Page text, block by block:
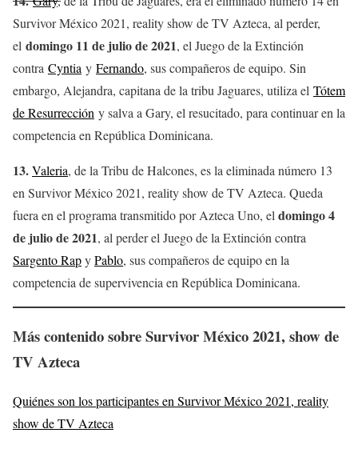
Survivor México 2021, reality show de TV Azteca, al perder,
el domingo 11 de julio de 2021, el Juego de la Extinción
contra Cyntia y Fernando, sus compañeros de equipo. Sin
embargo, Alejandra, capitana de la tribu Jaguares, utiliza el Tótem
de Resurrección y salva a Gary, el resucitado, para continuar en la
competencia en República Dominicana.
13.Valeria, de la Tribu de Halcones, es la eliminada número 13
en Survivor México 2021, reality show de TV Azteca. Queda
fuera en el programa transmitido por Azteca Uno, eldomingo 4
de julio de 2021, al perder el Juego de la Extinción contra
Sargento RapyPablo, sus compañeros de equipo en la
competencia de supervivencia en República Dominicana.
Más contenido sobre Survivor México 2021, show de
TV Azteca
Quiénes son los participantes en Survivor México 2021, reality
show de TV Azteca